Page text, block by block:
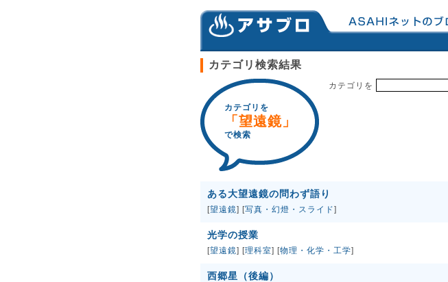
カテゴリ検索結果
カテゴリを
「望遠鏡」
で検索
カテゴリを
ある大望遠鏡の問わず語り
[望遠鏡] [写真・幻燈・スライド]
光学の授業
[望遠鏡] [理科室] [物理・化学・工学]
西郷星（後編）